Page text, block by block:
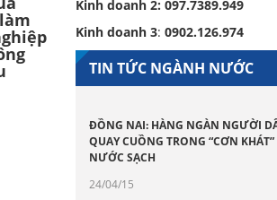
Kinh doanh 2: 097.7389.949
Kinh doanh 3: 0902.126.974
TIN TỨC NGÀNH NƯỚC
ĐỒNG NAI: HÀNG NGÀN NGƯỜI
QUAY CUỒNG TRONG “CƠN KHÁT”
NƯỚC SẠCH
24/04/15